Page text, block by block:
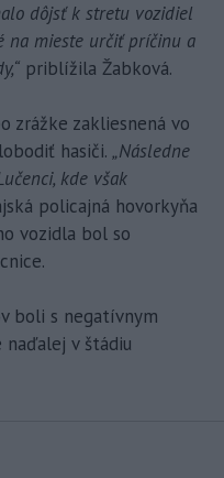
dôjsť k stretu vozidiel
na mieste určiť príčinu a
priblížila Žabková.
zrážke zakliesnená vo
hasiči. „Následne
kde však
policajná hovorkyňa
vozidla bol so
boli s negatívnym
naďalej v štádiu